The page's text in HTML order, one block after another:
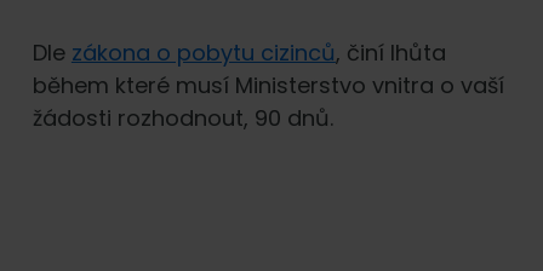
Dle zákona o pobytu cizinců, činí lhůta
během které musí Ministerstvo vnitra o vaší
žádosti rozhodnout, 90 dnů.